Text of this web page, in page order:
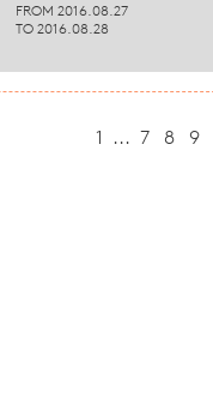
FROM 2016.08.27
TO 2016.08.28
1 ... 7 8 9